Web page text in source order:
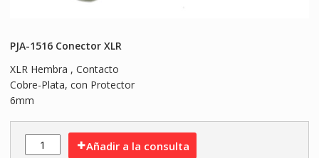
PJA-1516 Conector XLR
XLR Hembra , Contacto
Cobre-Plata, con Protector
6mm
Añadir a la consulta